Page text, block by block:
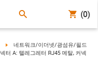
(0)
igus-icon-arrow-right
네트워크/이더넷/광섬유/필드
터 A: 텔레그레터 RJ45 메탈, 커넥